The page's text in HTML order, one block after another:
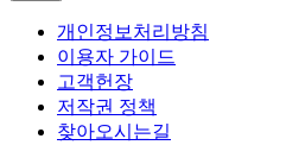
개인정보처리방침
이용자 가이드
고객헌장
저작권 정책
찾아오시는길